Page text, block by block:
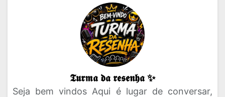
𝕿𝖚𝖗𝖒𝖆 𝖉𝖆 𝖗𝖊𝖘𝖊𝖓𝖍𝖆 ✨
Seja bem vindos Aqui é lugar de conversar,